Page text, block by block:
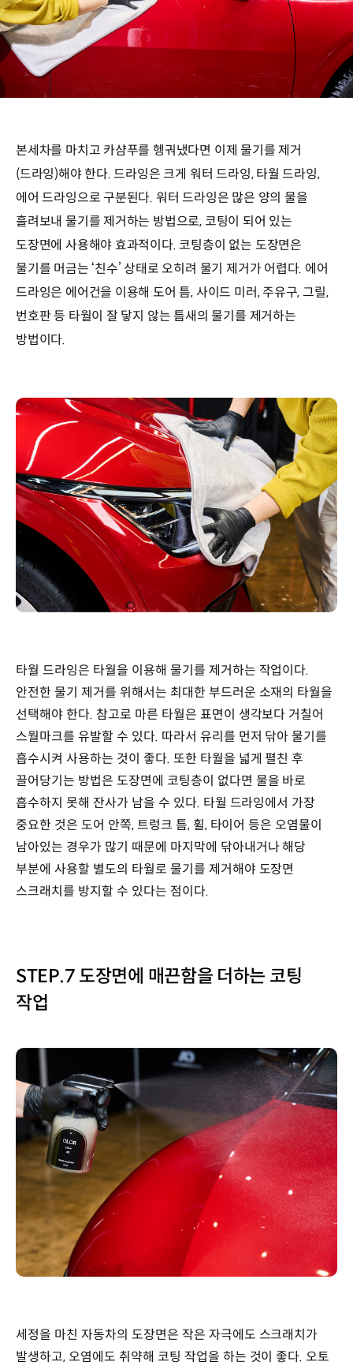
본세차를 마치고 카샴푸를 헹궈냈다면 이제 물기를 제거
(드라잉)해야 한다. 드라잉은 크게 워터 드라잉, 타월 드라잉,
에어 드라잉으로 구분된다. 워터 드라잉은 많은 양의 물을
흘려보내 물기를 제거하는 방법으로, 코팅이 되어 있는
도장면에 사용해야 효과적이다. 코팅층이 없는 도장면은
물기를 머금는 ‘친수’ 상태로 오히려 물기 제거가 어렵다. 에어
드라잉은 에어건을 이용해 도어 틈, 사이드 미러, 주유구, 그릴,
번호판 등 타월이 잘 닿지 않는 틈새의 물기를 제거하는
방법이다.
타월 드라잉은 타월을 이용해 물기를 제거하는 작업이다.
안전한 물기 제거를 위해서는 최대한 부드러운 소재의 타월을
선택해야 한다. 참고로 마른 타월은 표면이 생각보다 거칠어
스월마크를 유발할 수 있다. 따라서 유리를 먼저 닦아 물기를
흡수시켜 사용하는 것이 좋다. 또한 타월을 넓게 펼친 후
끌어당기는 방법은 도장면에 코팅층이 없다면 물을 바로
흡수하지 못해 잔사가 남을 수 있다. 타월 드라잉에서 가장
중요한 것은 도어 안쪽, 트렁크 틈, 휠, 타이어 등은 오염물이
남아있는 경우가 많기 때문에 마지막에 닦아내거나 해당
부분에 사용할 별도의 타월로 물기를 제거해야 도장면
스크래치를 방지할 수 있다는 점이다.
STEP.7 도장면에 매끈함을 더하는 코팅
작업
세정을 마친 자동차의 도장면은 작은 자극에도 스크래치가
발생하고, 오염에도 취약해 코팅 작업을 하는 것이 좋다. 오토